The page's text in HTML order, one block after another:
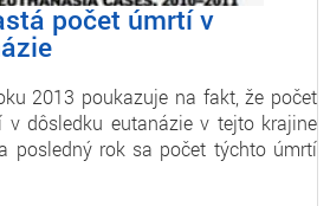
počet úmrtí v
2013 poukazuje na fakt, že počet
v dôsledku eutanázie v tejto krajine
posledný rok sa počet týchto úmrtí